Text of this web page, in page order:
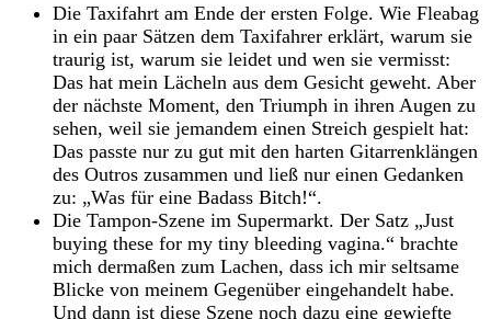
Die Taxifahrt am Ende der ersten Folge. Wie Fleabag
in ein paar Sätzen dem Taxifahrer erklärt, warum sie
traurig ist, warum sie leidet und wen sie vermisst:
Das hat mein Lächeln aus dem Gesicht geweht. Aber
der nächste Moment, den Triumph in ihren Augen zu
sehen, weil sie jemandem einen Streich gespielt hat:
Das passte nur zu gut mit den harten Gitarrenklängen
des Outros zusammen und ließ nur einen Gedanken
zu: „Was für eine Badass Bitch!“.
Die Tampon-Szene im Supermarkt. Der Satz „Just
buying these for my tiny bleeding vagina.“ brachte
mich dermaßen zum Lachen, dass ich mir seltsame
Blicke von meinem Gegenüber eingehandelt habe.
Und dann ist diese Szene noch dazu eine gewiefte